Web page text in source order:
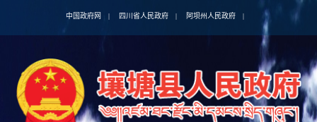
中国政府网 | 四川省人民政府 | 阿坝州人民政府 |